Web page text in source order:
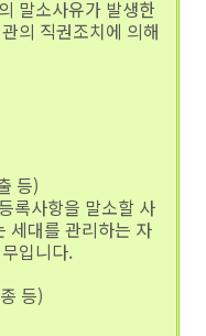
말소사유가 발생한
의 직권조치에 의해
등)
록사항을 말소할 사
세대를 관리하는 자
입니다.
등)